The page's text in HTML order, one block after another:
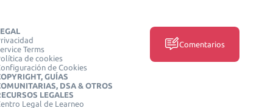
Terms
de cookies
de Cookies
GUÍAS
DSA & OTROS
LEGALES
Legal de Learneo
Comentarios